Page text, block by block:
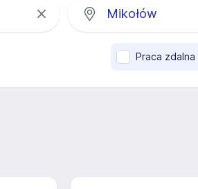
Praca zdalna